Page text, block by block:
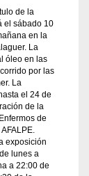
de la
el sábado 10
en la
La
óleo en las
por las
La
el 24 de
de la
de
exposición
lunes a
a 22:00 de